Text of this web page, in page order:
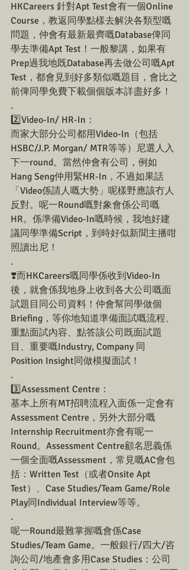
HKCareers 針對Apt Test會有一個Online
Course，教返同學點樣去解決各類型嘅
問題，仲會有最新最齊嘅Database俾同
學去準備Apt Test！一般黎講，如果有
Prep過我地既Database再去做公司嘅Apt
Test，都會見到好多類似嘅題目，會比之
前俾同學免費下載個個版本詳盡好多！
.
2️⃣Video-In/ HR-In：
而家大部分公司都用Video-In（包括
HSBC/J.P. Morgan/ MTR等等）尼選人入
下一round。當然仲會有公司，例如
Hang Seng仲用緊HR-In，不過如果話
「Video係請人嘅大勢」呢樣野應該冇人
反對。呢一Round嘅對象會係公司嘅
HR。係準備Video-In嘅時候，我地好建
議同學準備Script，到時好似新聞主播咁
照讀出尼！
.
❣️而HKCareers嘅同學係收到Video-In
後，就會係我地身上收到各大公司嘅面
試題目同公司資料！仲會幫同學做個
Briefing，等你地知道準備面試嘅流程、
重點面試內容、點答該公司既面試題
目、重要嘅Industry, Company 同
Position Insight同做模擬面試！
.
3️⃣Assessment Centre：
基本上所有MT招聘流程入面係一定會有
Assessment Centre，另外大部分嘅
Internship Recruitment亦會有呢一
Round。Assessment Centre顧名思義係
一個全面嘅Assessment，常見嘅AC會包
括：Written Test（或者Onsite Apt
Test）、Case Studies/Team Game/Role
Play同Individual Interview等等。
.
呢一Round最難掌握嘅會係Case
Studies/Team Game。一般銀行/四大/咨
詢公司/地產會多用Case Studies：公司